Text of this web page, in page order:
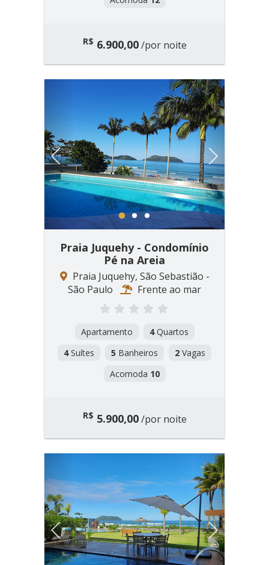
R$ 6.900,00/por noite
Previous Next
1 2 3
Praia Juquehy - Condomínio
Pé na Areia
Praia Juquehy, São Sebastião -
São Paulo
Frente ao mar
Apartamento 4Quartos
4Suítes 5 Banheiros 2 Vagas
Acomoda 10
R$ 5.900,00/por noite
Previous Next